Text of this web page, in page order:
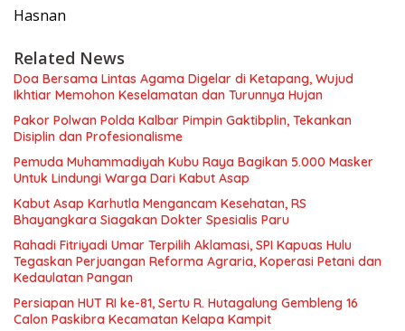
Hasnan
Related News
Doa Bersama Lintas Agama Digelar di Ketapang, Wujud
Ikhtiar Memohon Keselamatan dan Turunnya Hujan
Pakor Polwan Polda Kalbar Pimpin Gaktibplin, Tekankan
Disiplin dan Profesionalisme
Pemuda Muhammadiyah Kubu Raya Bagikan 5.000 Masker
Untuk Lindungi Warga Dari Kabut Asap
Kabut Asap Karhutla Mengancam Kesehatan, RS
Bhayangkara Siagakan Dokter Spesialis Paru
Rahadi Fitriyadi Umar Terpilih Aklamasi, SPI Kapuas Hulu
Tegaskan Perjuangan Reforma Agraria, Koperasi Petani dan
Kedaulatan Pangan
Persiapan HUT RI ke-81, Sertu R. Hutagalung Gembleng 16
Calon Paskibra Kecamatan Kelapa Kampit